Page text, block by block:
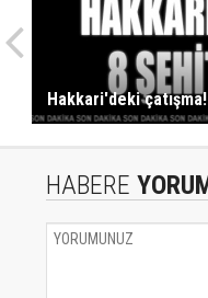
Hakkari'deki çatışma!
HABERE